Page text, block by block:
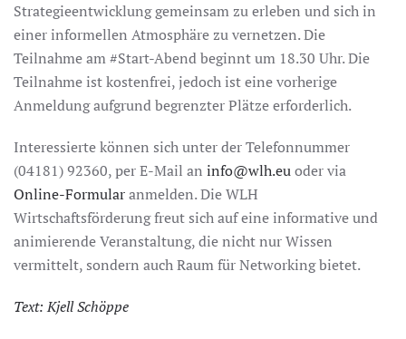
Strategieentwicklung gemeinsam zu erleben und sich in
einer informellen Atmosphäre zu vernetzen. Die
Teilnahme am #Start-Abend beginnt um 18.30 Uhr. Die
Teilnahme ist kostenfrei, jedoch ist eine vorherige
Anmeldung aufgrund begrenzter Plätze erforderlich.
Interessierte können sich unter der Telefonnummer
(04181) 92360, per E-Mail an info@wlh.euoder via
Online-Formularanmelden. Die WLH
Wirtschaftsförderung freut sich auf eine informative und
animierende Veranstaltung, die nicht nur Wissen
vermittelt, sondern auch Raum für Networking bietet.
Text: Kjell Schöppe